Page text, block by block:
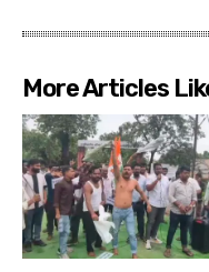
More Articles